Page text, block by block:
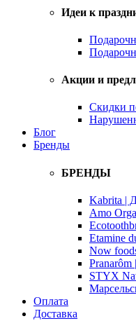
Идеи к
Акции и
Скидки
Блог
Бренды
БРЕНДЫ
Kabrita |
Amo
Etamine
Now
Pranarôm
STYX
Оплата
Доставка